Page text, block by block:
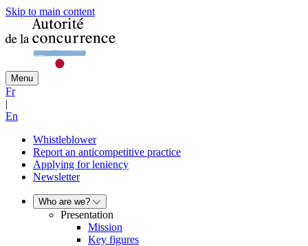
Skip to main content
Menu
Fr
|
En
Whistleblower
Report an anticompetitive practice
Applying for leniency
Newsletter
Who are we?
Presentation
Mission
Key figures